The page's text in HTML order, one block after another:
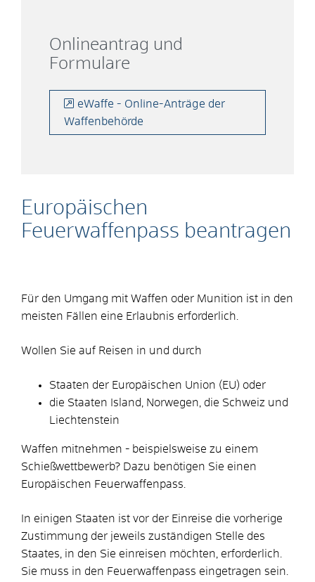
Europäischen
Feuerwaffenpass beantragen
Für den Umgang mit Waffen oder Munition ist in den
meisten Fällen eine Erlaubnis erforderlich.
Wollen Sie auf Reisen in und durch
Staaten der Europäischen Union (EU) oder
die Staaten Island, Norwegen, die Schweiz und
Liechtenstein
Waffen mitnehmen - beispielsweise zu einem
Schießwettbewerb? Dazu benötigen Sie einen
Europäischen Feuerwaffenpass.
In einigen Staaten ist vor der Einreise die vorherige
Zustimmung der jeweils zuständigen Stelle des
Staates, in den Sie einreisen möchten, erforderlich.
Sie muss in den Feuerwaffenpass eingetragen sein.
Onlineantrag und
Formulare
eWaffe - Online-Anträge der
Waffenbehörde